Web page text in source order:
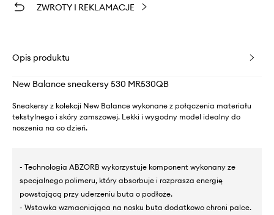
ZWROTY I REKLAMACJE
Opis produktu
New Balance sneakersy 530 MR530QB
Sneakersy z kolekcji New Balance wykonane z połączenia materiału
tekstylnego i skóry zamszowej. Lekki i wygodny model idealny do
noszenia na co dzień.
- Technologia ABZORB wykorzystuje komponent wykonany ze
specjalnego polimeru, który absorbuje i rozprasza energię
powstającą przy uderzeniu buta o podłoże.
- Wstawka wzmacniająca na nosku buta dodatkowo chroni palce.